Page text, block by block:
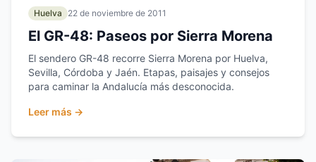
Huelva 22 de noviembre de 2011
El GR-48: Paseos por Sierra Morena
El sendero GR-48 recorre Sierra Morena por Huelva,
Sevilla, Córdoba y Jaén. Etapas, paisajes y consejos
para caminar la Andalucía más desconocida.
Leer más →